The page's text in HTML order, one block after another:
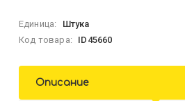
Единица:
Штука
Код товара:
ID45660
Описание